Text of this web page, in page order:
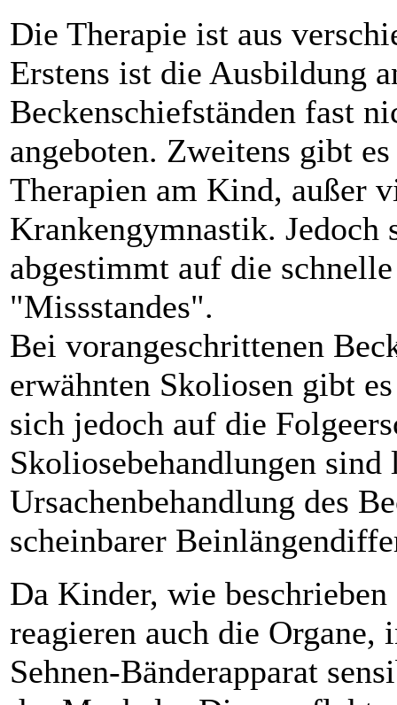
Die Therapie ist aus
Erstens ist die Ausbildung
Beckenschiefständen fast
angeboten. Zweitens gibt
Therapien am Kind, außer
Krankengymnastik. Jedoch
abgestimmt auf die
"Missstandes".
Bei vorangeschrittenen
erwähnten Skoliosen gibt
sich jedoch auf die
Skoliosebehandlungen
Ursachenbehandlung des
scheinbarer
Da Kinder, wie
reagieren auch die
Sehnen-Bänderapparat